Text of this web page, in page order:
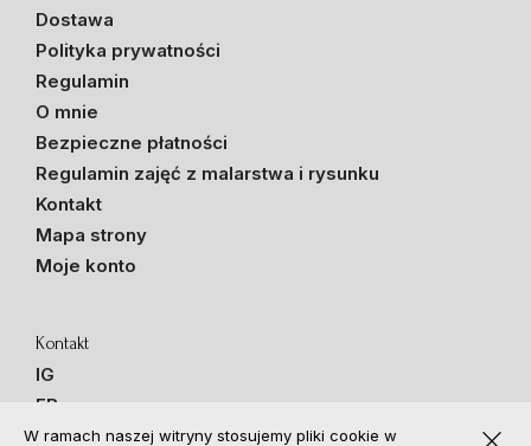
Dostawa
Polityka prywatności
Regulamin
O mnie
Bezpieczne płatności
Regulamin zajęć z malarstwa i rysunku
Kontakt
Mapa strony
Moje konto
Kontakt
IG
FB
TikTok
W ramach naszej witryny stosujemy pliki cookie w